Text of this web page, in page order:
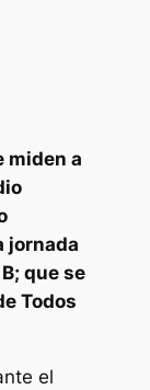
miden a
jornada
que se
Todos
el